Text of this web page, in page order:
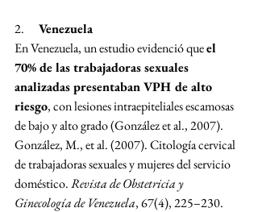
2. Venezuela
En Venezuela, un estudio evidenció que el
70% de las trabajadoras sexuales
analizadas presentaban VPH de alto
riesgo, con lesiones intraepiteliales escamosas
de bajo y alto grado (González et al., 2007).
González, M., et al. (2007). Citología cervical
de trabajadoras sexuales y mujeres del servicio
doméstico. Revista de Obstetricia y
Ginecología de Venezuela, 67(4), 225–230.